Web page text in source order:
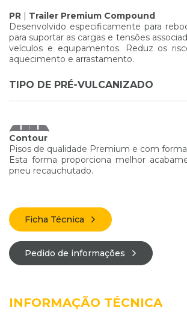
PR | Trailer Premium Compound
Desenvolvido especificamente para
para suportar as cargas e tensões
veículos e equipamentos. Reduz os
aquecimento e arrastamento.
TIPO DE PRÉ-VULCANIZADO
Contour
Pisos de qualidade Premium e com
Esta forma proporciona melhor
pneu recauchutado.
Ficha Técnica
Pedido de informações
INFORMAÇÃO TÉCNICA